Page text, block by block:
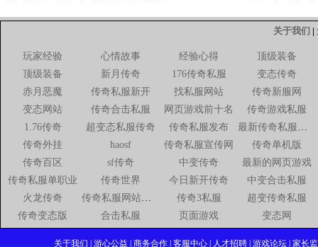
关于我们 |
玩家经验 心情故事 经验心得
顶级装备
顶级装备
新月传奇 176传奇私服
变态传奇
赤月恶魔
传奇私服新开 找私服网站
传奇新服网
变态网站
传奇合击私服 网页游戏前十名
传奇游戏私服
1.76传奇
超变态私服传奇 传奇私服发布
最新传奇私服网站
传奇外挂
haosf 传奇私服宣传网
传奇单机版
传奇百区
sf传奇 中变传奇
最新的网页游戏
传奇私服单职业
传奇世界 今日新开传奇
中变合击私服
火龙传奇
传奇私服网站新开网 传奇3私服
超变传奇私服
传奇变态版
合击私服 页面游戏 变态网
关于我们 | 游心公益 | 商务合作 | 客服中心 | 人才招聘 | 游戏论坛 | 家